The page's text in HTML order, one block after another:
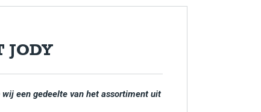
JODY
een gedeelte van het assortiment uit